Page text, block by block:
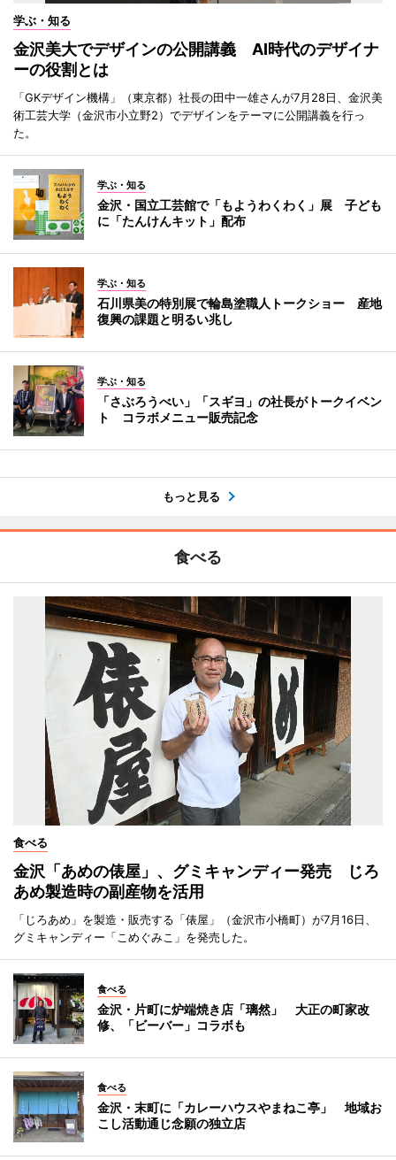
学ぶ・知る
金沢美大でデザインの公開講義 AI時代のデザイナ
ーの役割とは
「GKデザイン機構」（東京都）社長の田中一雄さんが7月28日、金沢美
術工芸大学（金沢市小立野2）でデザインをテーマに公開講義を行っ
た。
学ぶ・知る
金沢・国立工芸館で「もようわくわく」展 子ども
に「たんけんキット」配布
学ぶ・知る
石川県美の特別展で輪島塗職人トークショー 産地
復興の課題と明るい兆し
学ぶ・知る
「さぶろうべい」「スギヨ」の社長がトークイベン
ト コラボメニュー販売記念
もっと見る
食べる
食べる
金沢「あめの俵屋」、グミキャンディー発売 じろ
あめ製造時の副産物を活用
「じろあめ」を製造・販売する「俵屋」（金沢市小橋町）が7月16日、
グミキャンディー「こめぐみこ」を発売した。
食べる
金沢・片町に炉端焼き店「璃然」 大正の町家改
修、「ビーバー」コラボも
食べる
金沢・末町に「カレーハウスやまねこ亭」 地域お
こし活動通じ念願の独立店